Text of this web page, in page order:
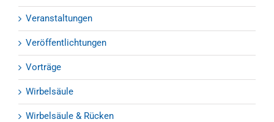
Veranstaltungen
Veröffentlichtungen
Vorträge
Wirbelsäule
Wirbelsäule & Rücken